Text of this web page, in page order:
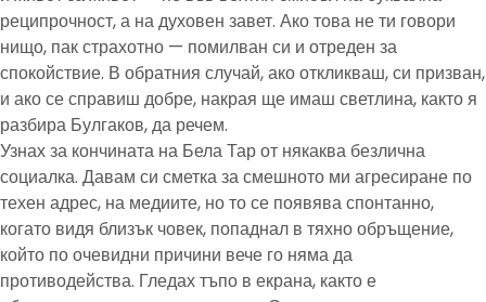
реципрочност, а на духовен завет. Ако това не ти говори
нищо, пак страхотно — помилван си и отреден за
спокойствие. В обратния случай, ако откликваш, си призван,
и ако се справиш добре, накрая ще имаш светлина, както я
разбира Булгаков, да речем.
Узнах за кончината на Бела Тар от някаква безлична
социалка. Давам си сметка за смешното ми агресиране по
техен адрес, на медиите, но то се появява спонтанно,
когато видя близък човек, попаднал в тяхно обръщение,
който по очевидни причини вече го няма да
противодейства. Гледах тъпо в екрана, както е